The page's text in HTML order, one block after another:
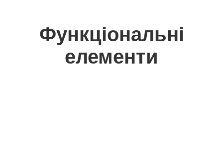
Функціональні
елементи